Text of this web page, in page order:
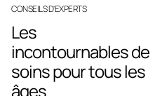
CONSEILS D'EXPERTS
Les
incontournables de
soins pour tous les
âges